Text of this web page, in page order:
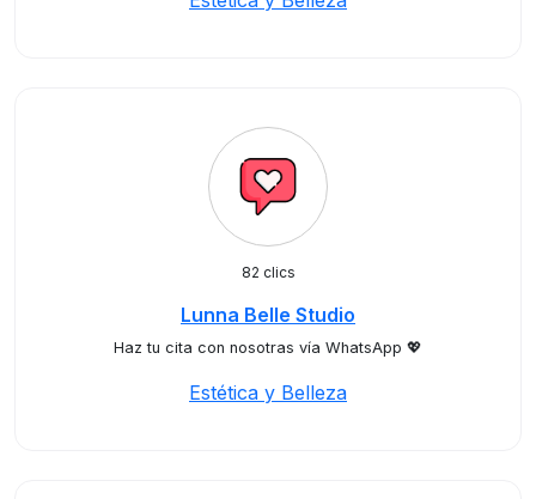
82 clics
Lunna Belle Studio
Haz tu cita con nosotras vía WhatsApp 💖
Estética y Belleza